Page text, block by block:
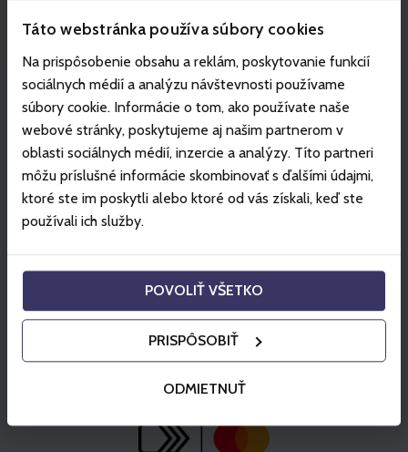
Táto webstránka používa súbory cookies
Na prispôsobenie obsahu a reklám, poskytovanie funkcií
sociálnych médií a analýzu návštevnosti používame
súbory cookie. Informácie o tom, ako používate naše
webové stránky, poskytujeme aj našim partnerom v
oblasti sociálnych médií, inzercie a analýzy. Títo partneri
môžu príslušné informácie skombinovať s ďalšími údajmi,
ktoré ste im poskytli alebo ktoré od vás získali, keď ste
používali ich služby.
POVOLIŤ VŠETKO
PRISPÔSOBIŤ
ODMIETNUŤ
Partneri